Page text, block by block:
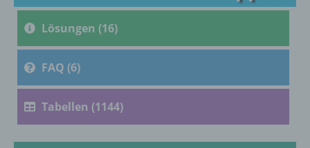
Lösungen (16)
FAQ (6)
Tabellen (1144)
c) Verarbeitung
Verarbeitung ist jeder mit oder ohne Hilfe
automatisierter Verfahren ausgeführte
Vorgang oder jede solche Vorgangsreihe im
Organisation, das Ordnen, die Speicherung,